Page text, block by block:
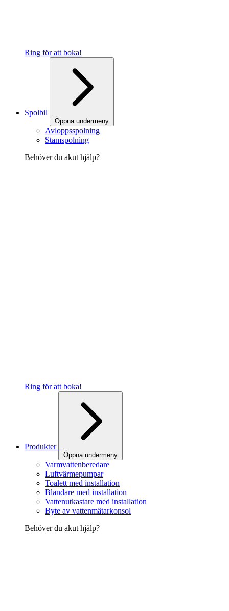
Ring för att boka!
Spolbil
Öppna undermeny
Avloppsspolning
Stamspolning
Behöver du akut hjälp?
Ring för att boka!
Produkter
Öppna undermeny
Varmvattenberedare
Luftvärmepumpar
Toalett med installation
Blandare med installation
Vattenutkastare med installation
Byte av vattenmätarkonsol
Behöver du akut hjälp?